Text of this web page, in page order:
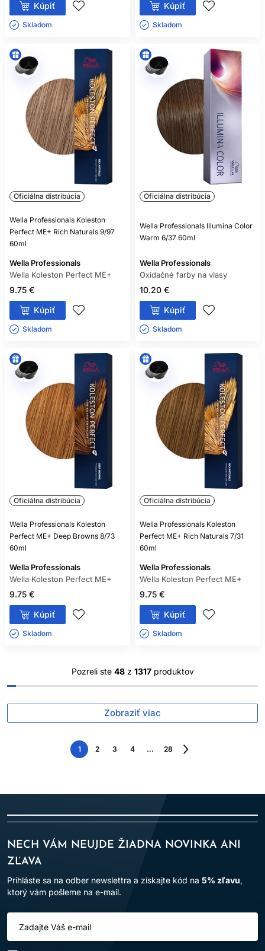
Kúpiť
Skladom ㅤ
Kúpiť
Skladom ㅤ
Oficiálna distribúcia
Wella Professionals Koleston
Perfect ME+ Rich Naturals 9/97
60ml
Wella Professionals
Wella Koleston Perfect ME+
9.75 €
Kúpiť
Skladom ㅤ
Oficiálna distribúcia
Wella Professionals Illumina Color
Warm 6/37 60ml
Wella Professionals
Oxidačné farby na vlasy
10.20 €
Kúpiť
Skladom ㅤ
Oficiálna distribúcia
Wella Professionals Koleston
Perfect ME+ Deep Browns 8/73
60ml
Wella Professionals
Wella Koleston Perfect ME+
9.75 €
Kúpiť
Skladom ㅤ
Oficiálna distribúcia
Wella Professionals Koleston
Perfect ME+ Rich Naturals 7/31
60ml
Wella Professionals
Wella Koleston Perfect ME+
9.75 €
Kúpiť
Skladom ㅤ
Pozreli ste 48z 1317produktov
Zobraziť viac
1 2 3 4 ... 28
Nasledujúca
NECH VÁM NEUJDE ŽIADNA NOVINKA ANI
ZĽAVA
Prihláste sa na odber newslettra a získajte kód na 5% zľavu,
ktorý vám pošleme na e-mail.